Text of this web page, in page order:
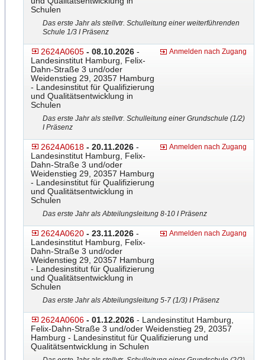
Schulen
Das erste Jahr als stellvtr. Schulleitung einer weiterführenden
Schule 1/3 I Präsenz
2624A0605 - 08.10.2026 -
Landesinstitut Hamburg, Felix-
Dahn-Straße 3 und/oder
Weidenstieg 29, 20357 Hamburg
- Landesinstitut für Qualifizierung
und Qualitätsentwicklung in
Schulen
Anmelden nach Zugang
Das erste Jahr als stellvtr. Schulleitung einer Grundschule (1/2)
I Präsenz
2624A0618 - 20.11.2026 -
Landesinstitut Hamburg, Felix-
Dahn-Straße 3 und/oder
Weidenstieg 29, 20357 Hamburg
- Landesinstitut für Qualifizierung
und Qualitätsentwicklung in
Schulen
Anmelden nach Zugang
Das erste Jahr als Abteilungsleitung 8-10 I Präsenz
2624A0620 - 23.11.2026 -
Landesinstitut Hamburg, Felix-
Dahn-Straße 3 und/oder
Weidenstieg 29, 20357 Hamburg
- Landesinstitut für Qualifizierung
und Qualitätsentwicklung in
Schulen
Anmelden nach Zugang
Das erste Jahr als Abteilungsleitung 5-7 (1/3) I Präsenz
2624A0606 - 01.12.2026 - Landesinstitut Hamburg,
Felix-Dahn-Straße 3 und/oder Weidenstieg 29, 20357
Hamburg - Landesinstitut für Qualifizierung und
Qualitätsentwicklung in Schulen